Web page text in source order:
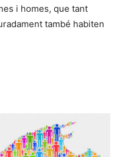
i homes, que tant
també habiten